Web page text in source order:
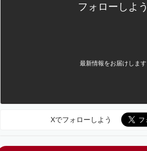
フォローしよう
最新情報をお届けします
Xでフォローしよう